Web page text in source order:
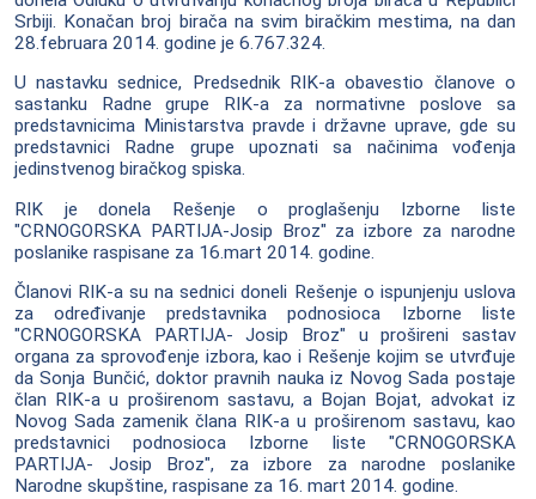
Srbiji. Konačan broj birača na svim biračkim mestima, na dan
28.februara 2014. godine je 6.767.324.
U nastavku sednice, Predsednik RIK-a obavestio članove o
sastanku Radne grupe RIK-a za normativne poslove sa
predstavnicima Ministarstva pravde i državne uprave, gde su
predstavnici Radne grupe upoznati sa načinima vođenja
jedinstvenog biračkog spiska.
RIK je donela Rešenje o proglašenju Izborne liste
"CRNOGORSKA PARTIJA-Josip Broz" za izbore za narodne
poslanike raspisane za 16.mart 2014. godine.
Članovi RIK-a su na sednici doneli Rešenje o ispunjenju uslova
za određivanje predstavnika podnosioca Izborne liste
"CRNOGORSKA PARTIJA- Josip Broz" u prošireni sastav
organa za sprovođenje izbora, kao i Rešenje kojim se utvrđuje
da Sonja Bunčić, doktor pravnih nauka iz Novog Sada postaje
član RIK-a u proširenom sastavu, a Bojan Bojat, advokat iz
Novog Sada zamenik člana RIK-a u proširenom sastavu, kao
predstavnici podnosioca Izborne liste "CRNOGORSKA
PARTIJA- Josip Broz", za izbore za narodne poslanike
Narodne skupštine, raspisane za 16. mart 2014. godine.